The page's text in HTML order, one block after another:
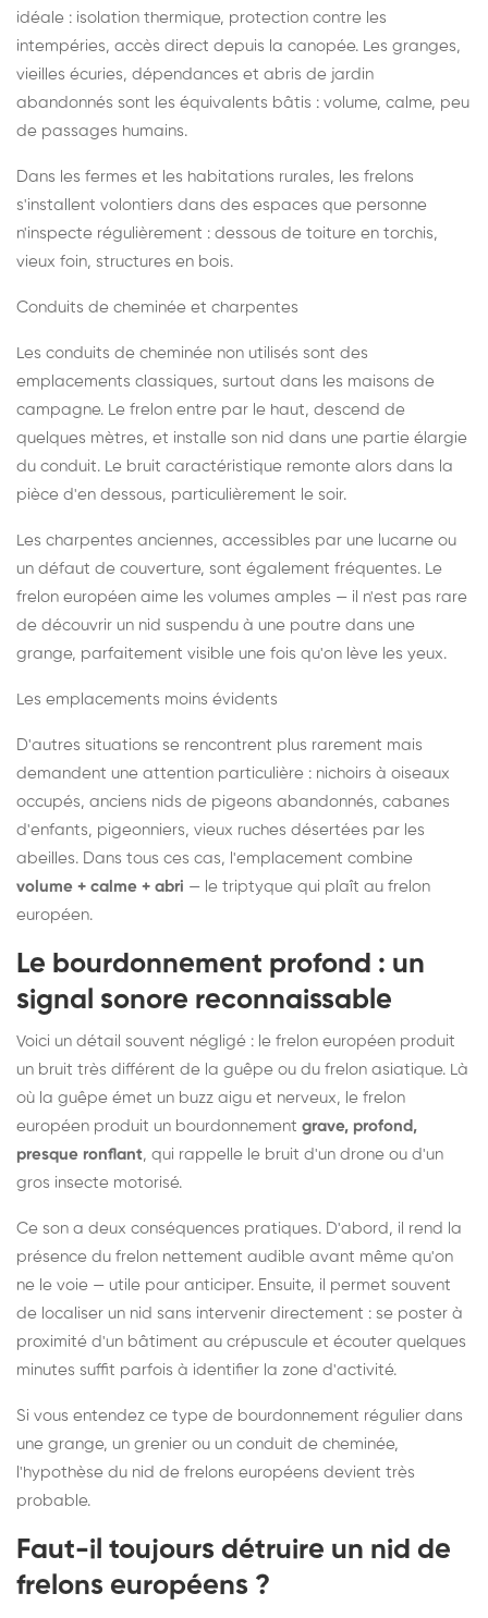
idéale : isolation thermique, protection contre les
intempéries, accès direct depuis la canopée. Les granges,
vieilles écuries, dépendances et abris de jardin
abandonnés sont les équivalents bâtis : volume, calme, peu
de passages humains.
Dans les fermes et les habitations rurales, les frelons
s'installent volontiers dans des espaces que personne
n'inspecte régulièrement : dessous de toiture en torchis,
vieux foin, structures en bois.
Conduits de cheminée et charpentes
Les conduits de cheminée non utilisés sont des
emplacements classiques, surtout dans les maisons de
campagne. Le frelon entre par le haut, descend de
quelques mètres, et installe son nid dans une partie élargie
du conduit. Le bruit caractéristique remonte alors dans la
pièce d'en dessous, particulièrement le soir.
Les charpentes anciennes, accessibles par une lucarne ou
un défaut de couverture, sont également fréquentes. Le
frelon européen aime les volumes amples — il n'est pas rare
de découvrir un nid suspendu à une poutre dans une
grange, parfaitement visible une fois qu'on lève les yeux.
Les emplacements moins évidents
D'autres situations se rencontrent plus rarement mais
demandent une attention particulière : nichoirs à oiseaux
occupés, anciens nids de pigeons abandonnés, cabanes
d'enfants, pigeonniers, vieux ruches désertées par les
abeilles. Dans tous ces cas, l'emplacement combine
volume + calme + abri — le triptyque qui plaît au frelon
européen.
Le bourdonnement profond : un
signal sonore reconnaissable
Voici un détail souvent négligé : le frelon européen produit
un bruit très différent de la guêpe ou du frelon asiatique. Là
où la guêpe émet un buzz aigu et nerveux, le frelon
européen produit un bourdonnement grave, profond,
presque ronflant, qui rappelle le bruit d'un drone ou d'un
gros insecte motorisé.
Ce son a deux conséquences pratiques. D'abord, il rend la
présence du frelon nettement audible avant même qu'on
ne le voie — utile pour anticiper. Ensuite, il permet souvent
de localiser un nid sans intervenir directement : se poster à
proximité d'un bâtiment au crépuscule et écouter quelques
minutes suffit parfois à identifier la zone d'activité.
Si vous entendez ce type de bourdonnement régulier dans
une grange, un grenier ou un conduit de cheminée,
l'hypothèse du nid de frelons européens devient très
probable.
Faut-il toujours détruire un nid de
frelons européens ?